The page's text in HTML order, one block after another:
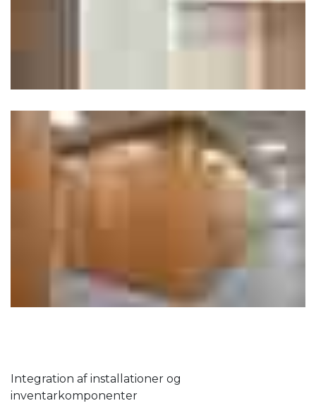
Integration af installationer og
inventarkomponenter